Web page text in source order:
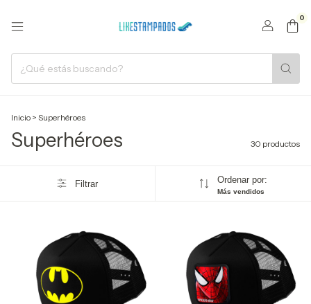
0
Inicio > Superhéroes
Superhéroes 30 productos
Filtrar Ordenar por:
Más vendidos